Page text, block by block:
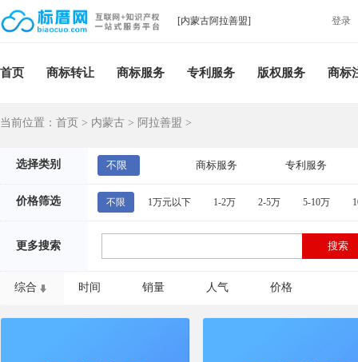
[内蒙古阿拉善盟] 登录
首页 商标转让 商标服务 专利服务 版权服务 商标
当前位置： 首页 > 内蒙古 > 阿拉善盟 >
选择类别 不限 商标服务 专利服务
价格筛选 不限 1万元以下 1-2万 2-5万 5-10万
更多搜索
综合 时间 销量 人气 价格